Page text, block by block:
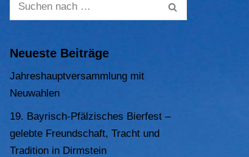
Neueste Beiträge
Jahreshauptversammlung mit
Neuwahlen
19. Bayrisch-Pfälzisches Bierfest –
gelebte Freundschaft, Tracht und
Tradition in Dirmstein